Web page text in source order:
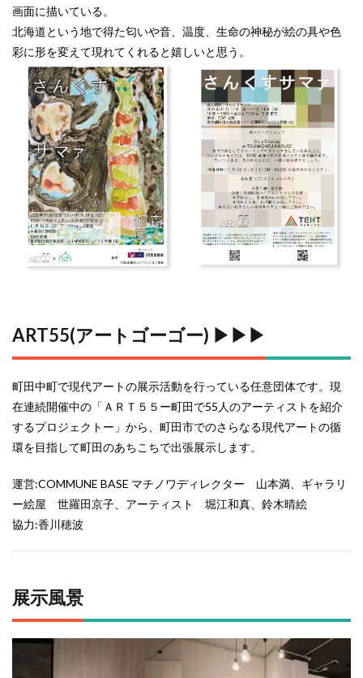
画面に描いている。
北海道という地で得た匂いや音、温度、生命の神秘が絵の具や色
彩に形を変えて現れてくれると嬉しいと思う。
ART55(アートゴーゴー) ▶︎▶︎▶︎
町田中町で現代アートの展示活動を行っている任意団体です。現
在連続開催中の「ＡＲＴ５５ー町田で55人のアーティストを紹介
するプロジェクトー」から、町田市でのさらなる現代アートの循
環を目指して町田のあちこちで出張展示します。
運営:COMMUNE BASE マチノワディレクター 山本満、ギャラリ
ー絵屋 世羅田京子、アーティスト 堀江和真、鈴木晴絵
協力:香川穂波
展示風景